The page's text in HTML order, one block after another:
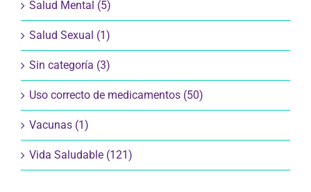
Salud Mental (5)
Salud Sexual (1)
Sin categoría (3)
Uso correcto de medicamentos (50)
Vacunas (1)
Vida Saludable (121)